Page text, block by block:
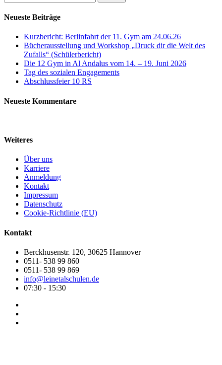
Neueste Beiträge
Kurzbericht: Berlinfahrt der 11. Gym am 24.06.26
Bücherausstellung und Workshop „Druck dir die Welt des
Zufalls“ (Schülerbericht)
Die 12 Gym in Al Andalus vom 14. – 19. Juni 2026
Tag des sozialen Engagements
Abschlussfeier 10 RS
Neueste Kommentare
Weiteres
Über uns
Karriere
Anmeldung
Kontakt
Impressum
Datenschutz
Cookie-Richtlinie (EU)
Kontakt
Berckhusenstr. 120, 30625 Hannover
0511- 538 99 860
0511- 538 99 869
info@leinetalschulen.de
07:30 - 15:30